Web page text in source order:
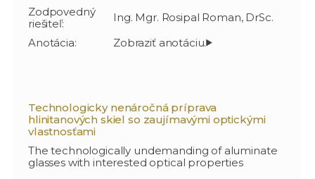
Zodpovedný
riešiteľ:
Ing. Mgr. Rosipal Roman, DrSc.
Anotácia:
Technologicky nenáročná príprava
hlinitanových skiel so zaujímavými optickými
vlastnosťami
The technologically undemanding of aluminate
glasses with interested optical properties